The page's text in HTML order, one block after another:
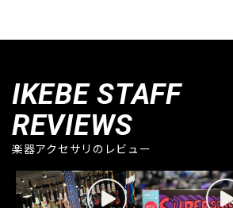
IKEBE STAFF
REVIEWS
楽器アクセサリのレビュー